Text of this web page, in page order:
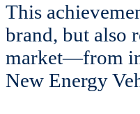
This
brand, but also
market—from
New Energy